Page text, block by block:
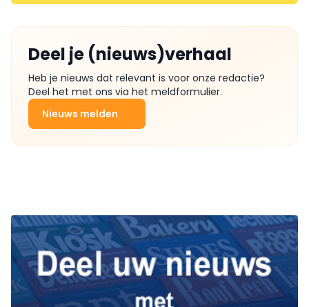
Deel je (nieuws)verhaal
Heb je nieuws dat relevant is voor onze redactie?
Deel het met ons via het meldformulier.
Nieuws melden